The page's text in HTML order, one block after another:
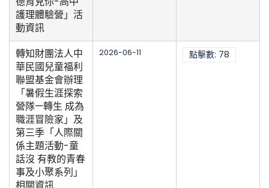
護理體驗營」活
動資訊
轉知財團法人中
華民國兒童福利
聯盟基金會辦理
「暑假生涯探索
營隊—轉生 成為
職涯冒險家」及
第三季「人際關
係主題活動-童
話沒 有教的青春
事及小聚系列」
2026-06-11 點擊數: 78